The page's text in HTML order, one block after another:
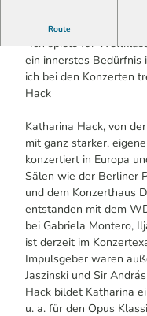
Route
Katharina Hack
"Ich spiele für
ein innerstes Bedürfnis
ich bei den Konzerten
Hack
Katharina Hack, von
mit ganz starker,
konzertiert in Europa
Sälen wie der Berliner
und dem Konzerthaus
entstanden mit dem
bei Gabriela Montero,
ist derzeit im
Impulsgeber waren
Jaszinski und Sir
Hack bildet Katharina
u. a. für den Opus